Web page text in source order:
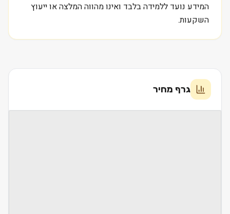
המידע נועד ללמידה בלבד ואינו מהווה המלצה או ייעוץ
השקעות.
גרף מחיר